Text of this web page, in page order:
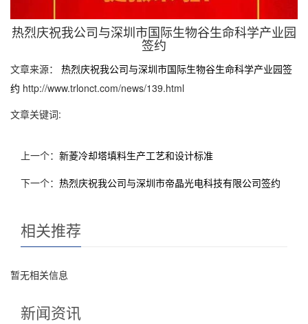
热烈庆祝我公司与深圳市国际生物谷生命科学产业园
签约
文章来源：
热烈庆祝我公司与深圳市国际生物谷生命科学产业园签
约 http://www.trlonct.com/news/139.html
文章关键词:
上一个： 新菱冷却塔填料生产工艺和设计标准
下一个： 热烈庆祝我公司与深圳市帝晶光电科技有限公司签约
相关推荐
暂无相关信息
新闻资讯